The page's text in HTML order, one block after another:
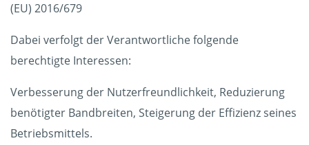
(EU) 2016/679
Dabei verfolgt der Verantwortliche folgende
berechtigte Interessen:
Verbesserung der Nutzerfreundlichkeit, Reduzierung
benötigter Bandbreiten, Steigerung der Effizienz seines
Betriebsmittels.